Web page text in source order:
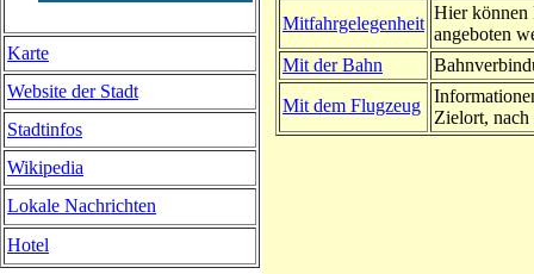
Mitfahrgelegenheit
Hier können
angeboten
Mit der Bahn
Mit dem Flugzeug
Zielort, nach
Karte
Website der Stadt
Stadtinfos
Wikipedia
Lokale Nachrichten
Hotel